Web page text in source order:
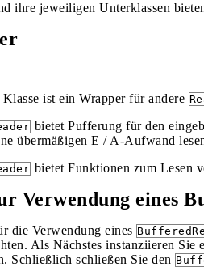
ihre jeweiligen Unterklassen
Klasse ist ein Wrapper für andere
bietet Pufferung für den
übermäßigen E / A-Aufwand
bietet Funktionen zum Lesen
Verwendung eines
die Verwendung eines
Als Nächstes instanziieren Sie
Schließlich schließen Sie den